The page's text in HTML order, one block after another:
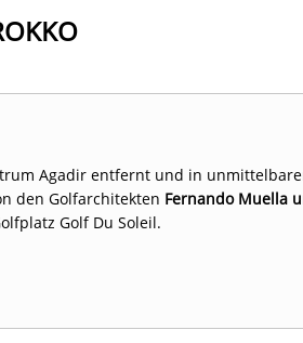
Agadir entfernt und in
den Golfarchitekten Fernando Muella
Golf Du Soleil.